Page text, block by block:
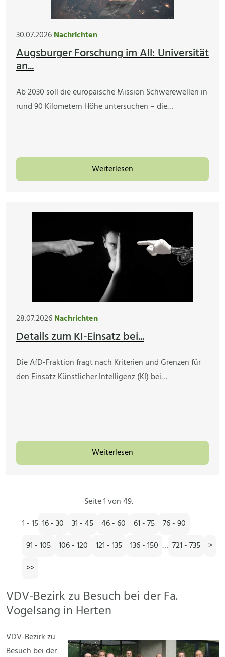
30.07.2026Nachrichten
Augsburger Forschung im All: Universität
an...
Ab 2030 soll die europäische Mission Schwerewellen in
rund 90 Kilometern Höhe untersuchen – die…
Weiterlesen
28.07.2026Nachrichten
Details zum KI-Einsatz bei...
Die AfD-Fraktion fragt nach Kriterien und Grenzen für
den Einsatz Künstlicher Intelligenz (KI) bei…
Weiterlesen
Seite 1 von 49.
1 - 15 16 - 30 31 - 45 46 - 60 61 - 75
76 - 90
91 - 105
106 - 120 121 - 135 136 - 150 … 721 - 735
>
>>
VDV-Bezirk zu Besuch bei der Fa.
Vogelsang in Herten
VDV-Bezirk zu
Besuch bei der